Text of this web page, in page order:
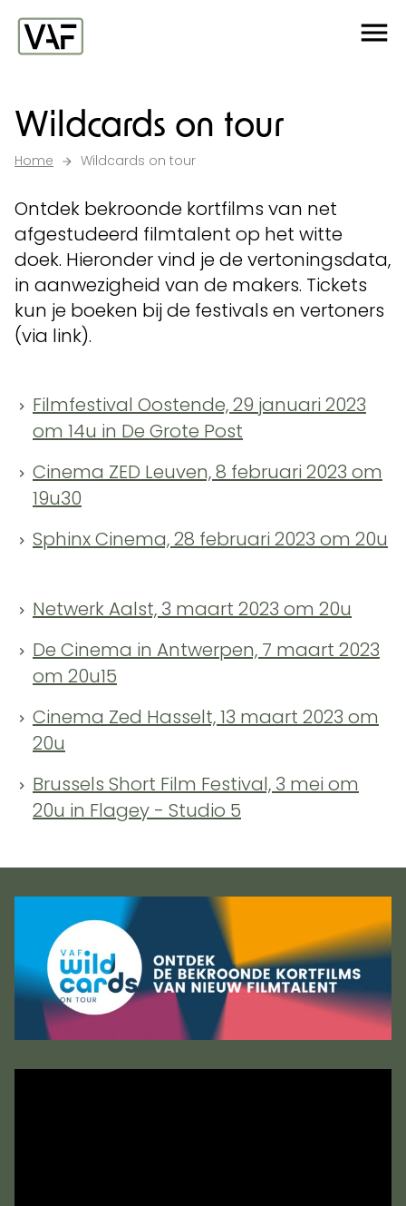
Ga verder naar de inhoud
Wildcards on tour
Home Wildcards on tour
Ontdek bekroonde kortfilms van net
afgestudeerd filmtalent op het witte
doek. Hieronder vind je de vertoningsdata,
in aanwezigheid van de makers. Tickets
kun je boeken bij de festivals en vertoners
(via link).
Filmfestival Oostende, 29 januari 2023
om 14u in De Grote Post
Cinema ZED Leuven, 8 februari 2023 om
19u30
Sphinx Cinema, 28 februari 2023 om 20u
Netwerk Aalst, 3 maart 2023 om 20u
De Cinema in Antwerpen, 7 maart 2023
om 20u15
Cinema Zed Hasselt, 13 maart 2023 om
20u
Brussels Short Film Festival, 3 mei om
20u in Flagey - Studio 5